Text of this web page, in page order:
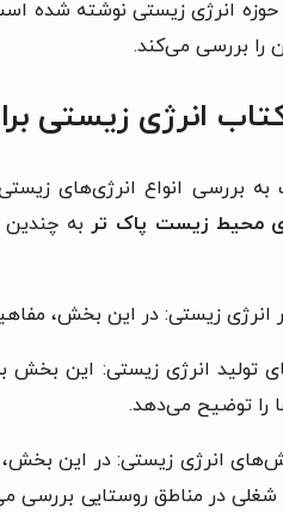
انرژی زیستی نوشته شده
را بررسی می‌کند.
کتاب انرژی زیستی
به بررسی انواع انرژی‌های
محیط زیست پاک تر به
انرژی زیستی: در این بخش،
تولید انرژی زیستی: این بخش
را توضیح می‌دهد.
انرژی زیستی: در این
در مناطق روستایی بررسی